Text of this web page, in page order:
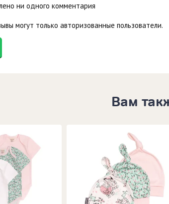
ни одного комментария
могут только авторизованные пользователи.
Вам